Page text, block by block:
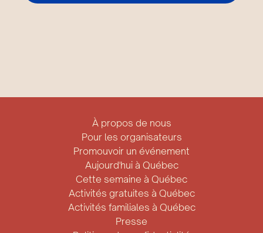
À propos de nous
Pour les organisateurs
Promouvoir un événement
Aujourd'hui à Québec
Cette semaine à Québec
Activités gratuites à Québec
Activités familiales à Québec
Presse